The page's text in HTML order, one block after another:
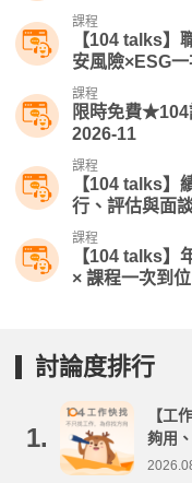
課程
【104 talks】
安風險×ESG
課程
限時免費
2026-11
課程
【104 talks】
行、評估與面
課程
【104 talks】
× 課程一次到位
討論度排行
1.
【工
夠用